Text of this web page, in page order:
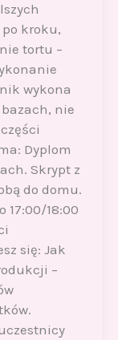
kroku,
tortu –
wykona
nie
Dyplom
Skrypt z
do domu.
17:00/18:00
się: Jak
–